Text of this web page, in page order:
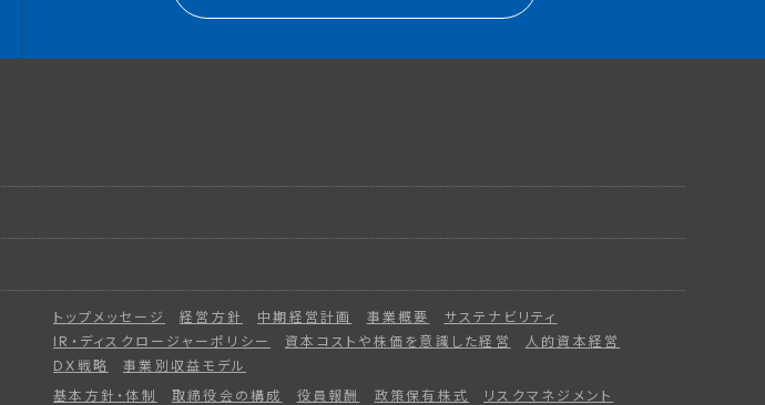
トップメッセージ 経営方針 中期経営計画 事業概要
サステナビリティ
IR・ディスクロージャーポリシー
資本コストや株価を意識した経営
人的資本経営
DX戦略
事業別収益モデル
基本方針・体制 取締役会の構成 役員報酬 政策保有株式
リスクマネジメント